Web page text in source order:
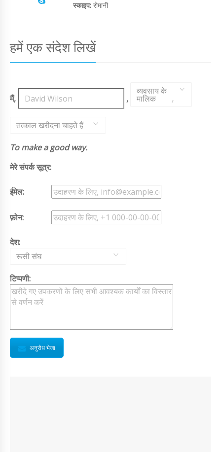
स्काइप: रोमानी
हमें एक संदेश लिखें
मैं, ,
व्यवसाय के
मालिक ,
तत्काल खरीदना चाहते हैं
To make a good way.
मेरे संपर्क सूत्र:
ईमेल:
फ़ोन:
देश:
रूसी संघ
टिप्पणी:
अनुरोध भेजा